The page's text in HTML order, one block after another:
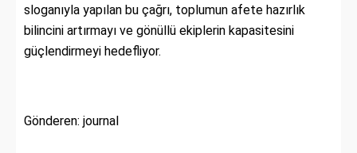
sloganıyla yapılan bu çağrı, toplumun afete hazırlık
bilincini artırmayı ve gönüllü ekiplerin kapasitesini
güçlendirmeyi hedefliyor.
Gönderen: journal